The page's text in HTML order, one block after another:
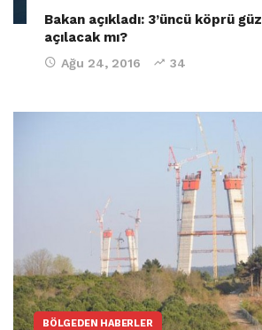
Bakan açıkladı: 3’üncü köprü
açılacak mı?
Ağu 24, 2016 34
BÖLGEDEN HABERLER